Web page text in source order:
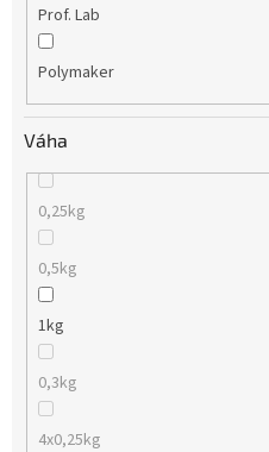
Prof. Lab
Polymaker
Váha
0,25kg
0,5kg
1kg
0,3kg
4x0,25kg